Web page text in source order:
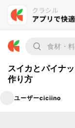
スイカとパイナ
作り方
ユーザーciciino